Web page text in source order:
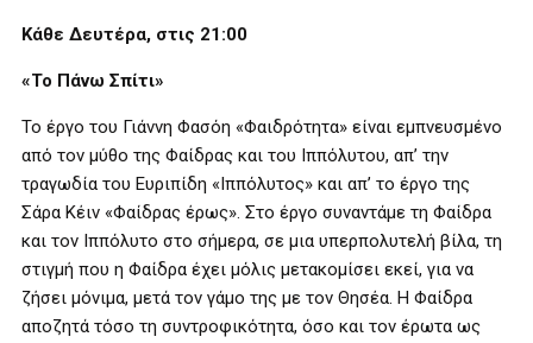
Κάθε Δευτέρα, στις 21:00
«Το Πάνω Σπίτι»
Το έργο του Γιάννη Φασόη «Φαιδρότητα» είναι εμπνευσμένο
από τον μύθο της Φαίδρας και του Ιππόλυτου, απ’ την
τραγωδία του Ευριπίδη «Ιππόλυτος» και απ’ το έργο της
Σάρα Κέιν «Φαίδρας έρως». Στο έργο συναντάμε τη Φαίδρα
και τον Ιππόλυτο στο σήμερα, σε μια υπερπολυτελή βίλα, τη
στιγμή που η Φαίδρα έχει μόλις μετακομίσει εκεί, για να
ζήσει μόνιμα, μετά τον γάμο της με τον Θησέα. Η Φαίδρα
αποζητά τόσο τη συντροφικότητα, όσο και τον έρωτα ως